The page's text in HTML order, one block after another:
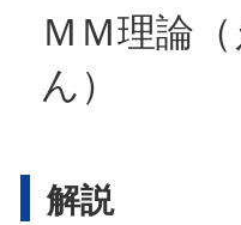
ＭＭ理論
ん）
解説